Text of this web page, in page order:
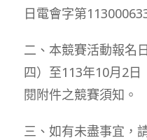
日電會字第
二、本競賽活動報名
四）至113年10月2
閱附件之競賽須知。
三、如有未盡事宜，